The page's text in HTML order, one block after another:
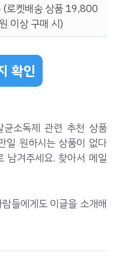
(로켓배송 상품 19,800
원 이상 구매 시)
확인
소독제 관련 추천 상품
일 원하시는 상품이 없다
남겨주세요. 찾아서 메일
들에게도 이글을 소개해